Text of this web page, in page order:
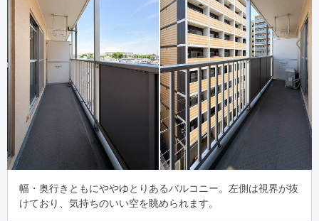
幅・奥行きともにややゆとりあるバルコニー。左側は視界が抜
けており、気持ちのいい空を眺められます。